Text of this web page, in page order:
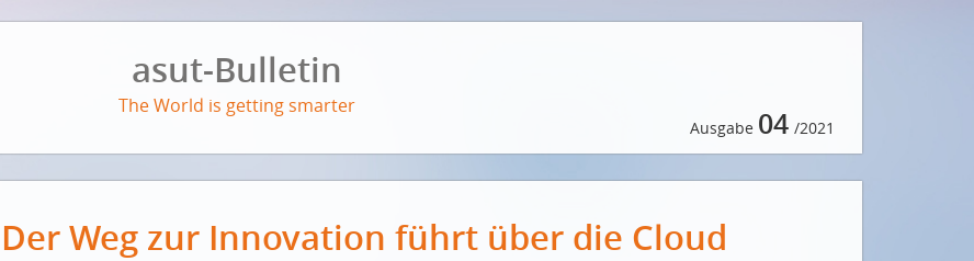
asut-Bulletin
The World is getting smarter
Ausgabe 04 /2021
Der Weg zur Innovation führt über die Cloud